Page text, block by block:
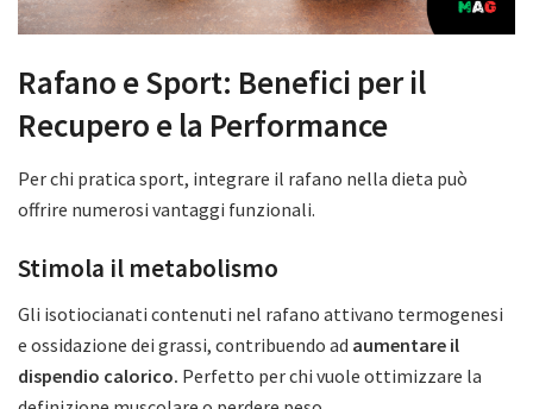
Rafano e Sport: Benefici per il
Recupero e la Performance
Per chi pratica sport, integrare il rafano nella dieta può
offrire numerosi vantaggi funzionali.
Stimola il metabolismo
Gli isotiocianati contenuti nel rafano attivano termogenesi
e ossidazione dei grassi, contribuendo ad aumentare il
dispendio calorico. Perfetto per chi vuole ottimizzare la